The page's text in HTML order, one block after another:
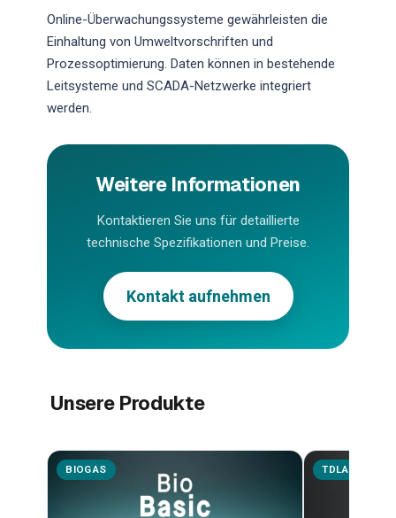
Online-Überwachungssysteme gewährleisten die
Einhaltung von Umweltvorschriften und
Prozessoptimierung. Daten können in bestehende
Leitsysteme und SCADA-Netzwerke integriert
werden.
Weitere Informationen
Kontaktieren Sie uns für detaillierte
technische Spezifikationen und Preise.
Kontakt aufnehmen
Unsere Produkte
BIOGAS TDLAS